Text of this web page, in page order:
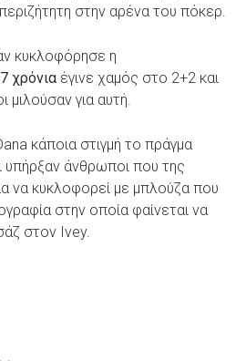
περιζήτητη στην αρένα του πόκερ.
κυκλοφόρησε η
χρόνια έγινε χαμός στο 2+2 και
μιλούσαν για αυτή.
κάποια στιγμή το πράγμα
υπήρξαν άνθρωποι που της
να κυκλοφορεί με μπλούζα που
στην οποία φαίνεται να
στον Ivey.